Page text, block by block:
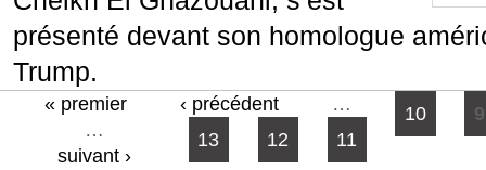
présenté devant son homologue
Trump.
Pages« premier ‹ précédent … 9
10
11
12
13
…
suivant ›